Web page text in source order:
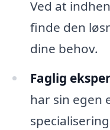
Ved at
finde den
dine behov.
Faglig
har sin egen